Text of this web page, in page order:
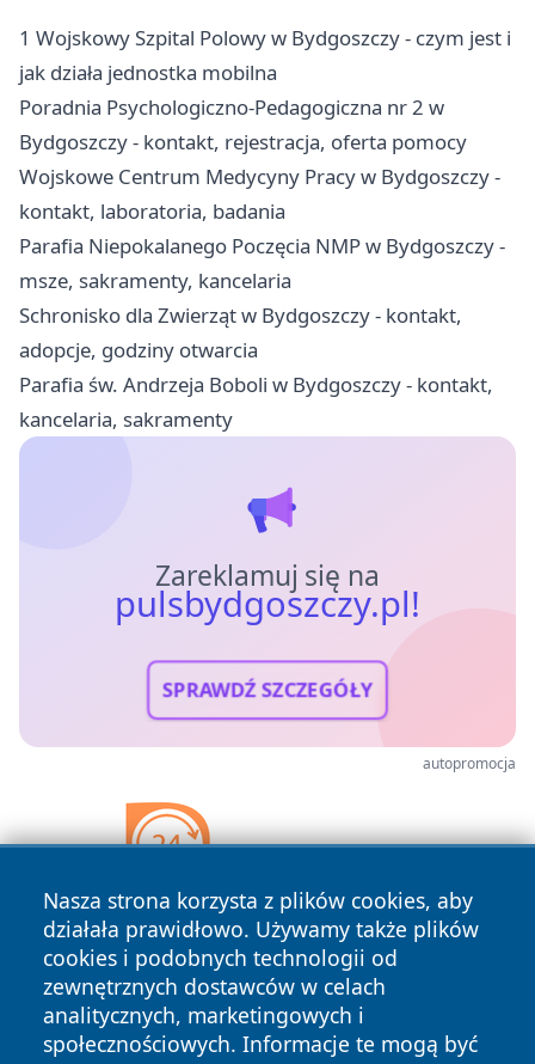
1 Wojskowy Szpital Polowy w Bydgoszczy - czym jest i
jak działa jednostka mobilna
Poradnia Psychologiczno-Pedagogiczna nr 2 w
Bydgoszczy - kontakt, rejestracja, oferta pomocy
Wojskowe Centrum Medycyny Pracy w Bydgoszczy -
kontakt, laboratoria, badania
Parafia Niepokalanego Poczęcia NMP w Bydgoszczy -
msze, sakramenty, kancelaria
Schronisko dla Zwierząt w Bydgoszczy - kontakt,
adopcje, godziny otwarcia
Parafia św. Andrzeja Boboli w Bydgoszczy - kontakt,
kancelaria, sakramenty
Zareklamuj się na
pulsbydgoszczy.pl!
SPRAWDŹ SZCZEGÓŁY
autopromocja
Nasza strona korzysta z plików cookies, aby
działała prawidłowo. Używamy także plików
cookies i podobnych technologii od
zewnętrznych dostawców w celach
analitycznych, marketingowych i
społecznościowych. Informacje te mogą być